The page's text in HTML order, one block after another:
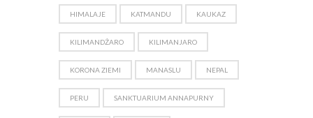
HIMALAJE KATMANDU KAUKAZ
KILIMANDŻARO KILIMANJARO
KORONA ZIEMI MANASLU NEPAL
PERU SANKTUARIUM ANNAPURNY